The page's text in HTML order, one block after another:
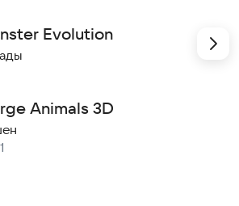
Evolution
Animals 3D